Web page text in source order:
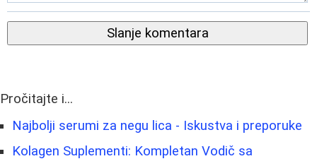
Slanje komentara
Pročitajte i...
Najbolji serumi za negu lica - Iskustva i preporuke
Kolagen Suplementi: Kompletan Vodič sa